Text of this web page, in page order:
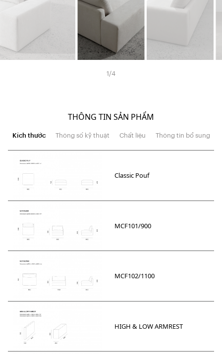
1/4
THÔNG TIN SẢN PHẨM
Kích thước Thông số kỹ thuật Chất liệu Thông tin bổ sung
Classic Pouf
MCF101/900
MCF102/1100
HIGH & LOW ARMREST